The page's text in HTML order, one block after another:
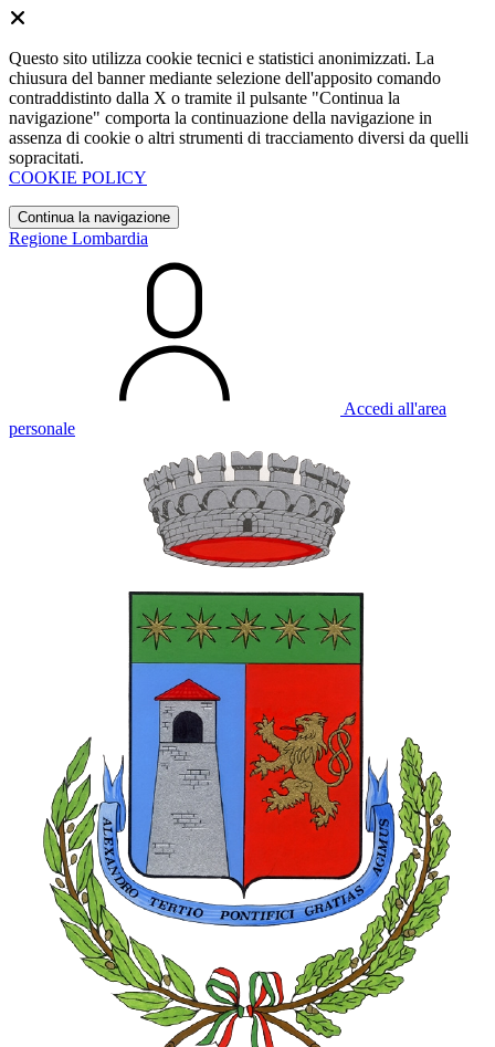
Questo sito utilizza cookie tecnici e statistici anonimizzati. La
chiusura del banner mediante selezione dell'apposito comando
contraddistinto dalla X o tramite il pulsante "Continua la
navigazione" comporta la continuazione della navigazione in
assenza di cookie o altri strumenti di tracciamento diversi da quelli
sopracitati.
COOKIE POLICY
Continua la navigazione
Regione Lombardia
Accedi all'area
personale